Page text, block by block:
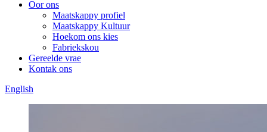
Oor ons
Maatskappy profiel
Maatskappy Kultuur
Hoekom ons kies
Fabriekskou
Gereelde vrae
Kontak ons
English